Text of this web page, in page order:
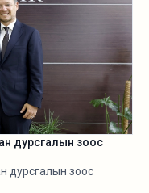
дурсгалын зоос
дурсгалын зоос